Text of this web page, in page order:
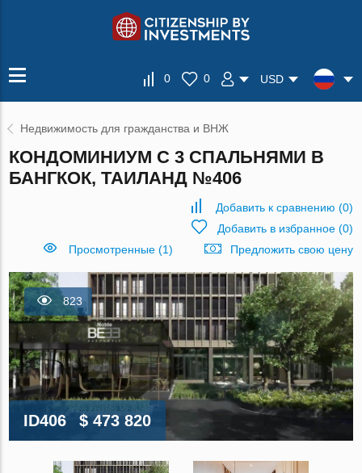
0 0 USD
Недвижимость для гражданства и ВНЖ
КОНДОМИНИУМ С 3 СПАЛЬНЯМИ В
БАНГКОК, ТАИЛАНД №406
Добавить к сравнению (0)
Добавить в избранное(0)
Просмотренные (1)
Предложить свою цену
823
ID406 $ 473 820